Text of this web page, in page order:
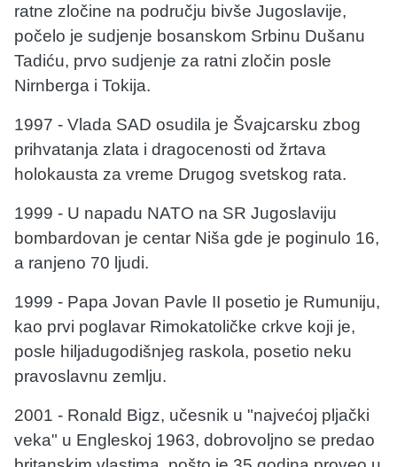
ratne zločine na području bivše Jugoslavije,
počelo je sudjenje bosanskom Srbinu Dušanu
Tadiću, prvo sudjenje za ratni zločin posle
Nirnberga i Tokija.
1997 - Vlada SAD osudila je Švajcarsku zbog
prihvatanja zlata i dragocenosti od žrtava
holokausta za vreme Drugog svetskog rata.
1999 - U napadu NATO na SR Jugoslaviju
bombardovan je centar Niša gde je poginulo 16,
a ranjeno 70 ljudi.
1999 - Papa Jovan Pavle II posetio je Rumuniju,
kao prvi poglavar Rimokatoličke crkve koji je,
posle hiljadugodišnjeg raskola, posetio neku
pravoslavnu zemlju.
2001 - Ronald Bigz, učesnik u "najvećoj pljački
veka" u Engleskoj 1963, dobrovoljno se predao